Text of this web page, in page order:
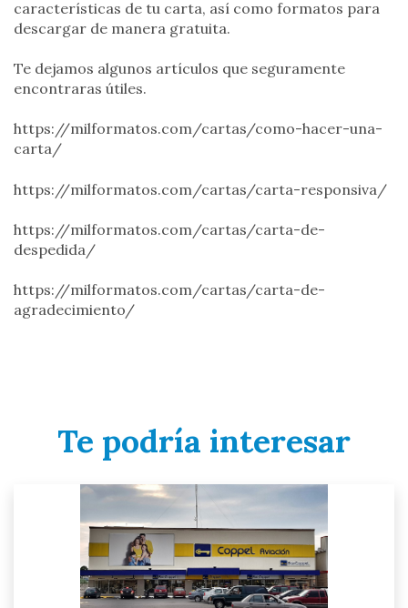
características de tu carta, así como formatos para
descargar de manera gratuita.
Te dejamos algunos artículos que seguramente
encontraras útiles.
https://milformatos.com/cartas/como-hacer-una-
carta/
https://milformatos.com/cartas/carta-responsiva/
https://milformatos.com/cartas/carta-de-
despedida/
https://milformatos.com/cartas/carta-de-
agradecimiento/
Te podría interesar